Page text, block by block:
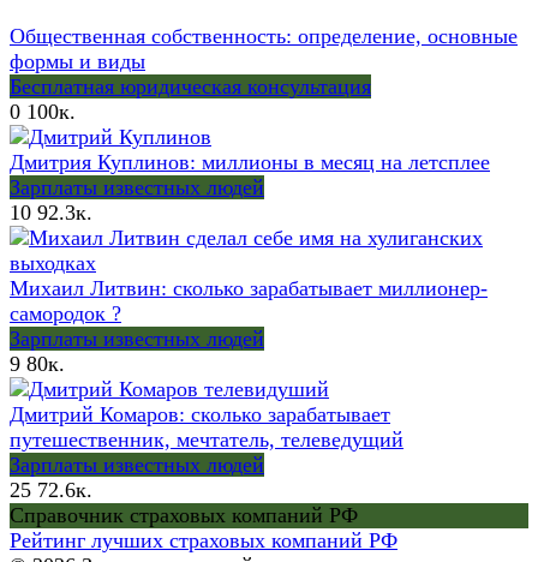
Общественная собственность: определение, основные
формы и виды
Бесплатная юридическая консультация
0 100к.
Дмитрия Куплинов: миллионы в месяц на летсплее
Зарплаты известных людей
10 92.3к.
Михаил Литвин: сколько зарабатывает миллионер-
самородок ?
Зарплаты известных людей
9 80к.
Дмитрий Комаров: сколько зарабатывает
путешественник, мечтатель, телеведущий
Зарплаты известных людей
25 72.6к.
Справочник страховых компаний РФ
Рейтинг лучших страховых компаний РФ